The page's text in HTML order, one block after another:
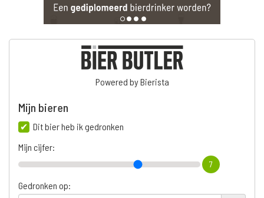
Powered by Bierista
Mijn bieren
Dit bier heb ik gedronken
Mijn cijfer:
7
Gedronken op: